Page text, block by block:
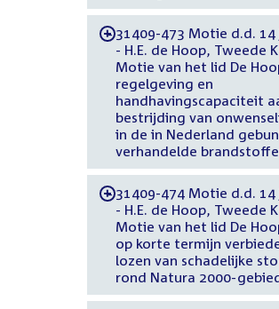
-31409-473 Motie d.d. 14
- H.E. de Hoop, Tweede
Motie van het lid De
regelgeving en
handhavingscapaciteit
bestrijding van
in de in Nederland
verhandelde
-31409-474 Motie d.d. 14
- H.E. de Hoop, Tweede
Motie van het lid De
op korte termijn
lozen van schadelijke
rond Natura 2000-